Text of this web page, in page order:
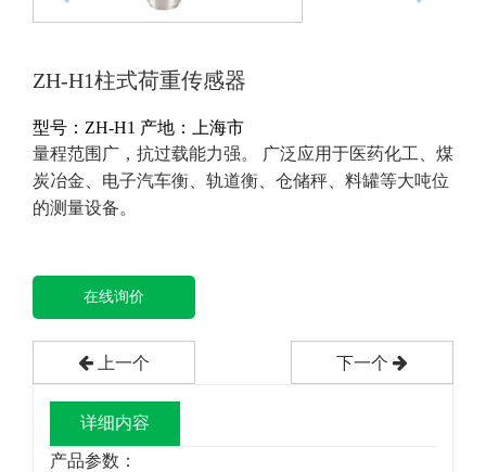
ZH-H1柱式荷重传感器
型号：ZH-H1 产地：上海市
量程范围广，抗过载能力强。 广泛应用于医药化工、煤
炭冶金、电子汽车衡、轨道衡、仓储秤、料罐等大吨位
的测量设备。
在线询价
上一个 下一个
详细内容
产品参数：